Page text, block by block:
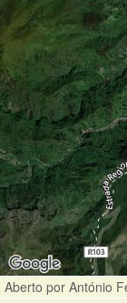
Aberto por António